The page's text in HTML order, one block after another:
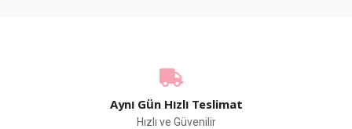
Aynı Gün Hızlı Teslimat
Hızlı ve Güvenilir